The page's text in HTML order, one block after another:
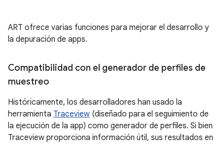
ART ofrece varias funciones para mejorar el desarrollo y
la depuración de apps.
Compatibilidad con el generador de perfiles de
muestreo
Históricamente, los desarrolladores han usado la
herramienta Traceview (diseñado para el seguimiento de
la ejecución de la app) como generador de perfiles. Si bien
Traceview proporciona información útil, sus resultados en